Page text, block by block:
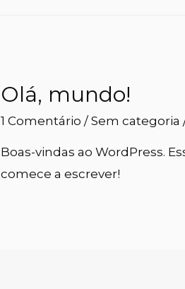
Olá, mundo!
1 Comentário /Sem categoria
Boas-vindas ao WordPress.
comece a escrever!